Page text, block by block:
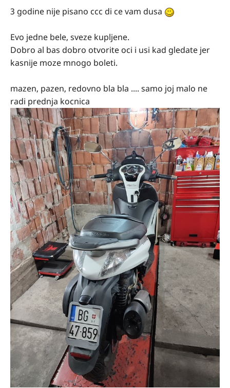
3 godine nije pisano ccc di ce vam dusa
Evo jedne bele, sveze kupljene.
Dobro al bas dobro otvorite oci i usi kad gledate jer
kasnije moze mnogo boleti.
mazen, pazen, redovno bla bla .... samo joj malo ne
radi prednja kocnica